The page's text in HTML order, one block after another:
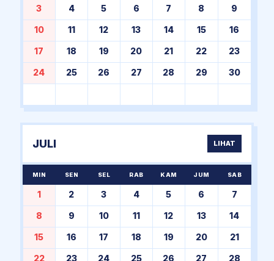
3 4 5 6 7 8 9
10 11 12 13 14 15 16
17 18 19 20 21 22 23
24 25 26 27 28 29 30
JULI LIHAT
MIN SEN SEL RAB KAM JUM SAB
1 2 3 4 5 6 7
8 9 10 11 12 13 14
15 16 17 18 19 20 21
22 23 24 25 26 27 28